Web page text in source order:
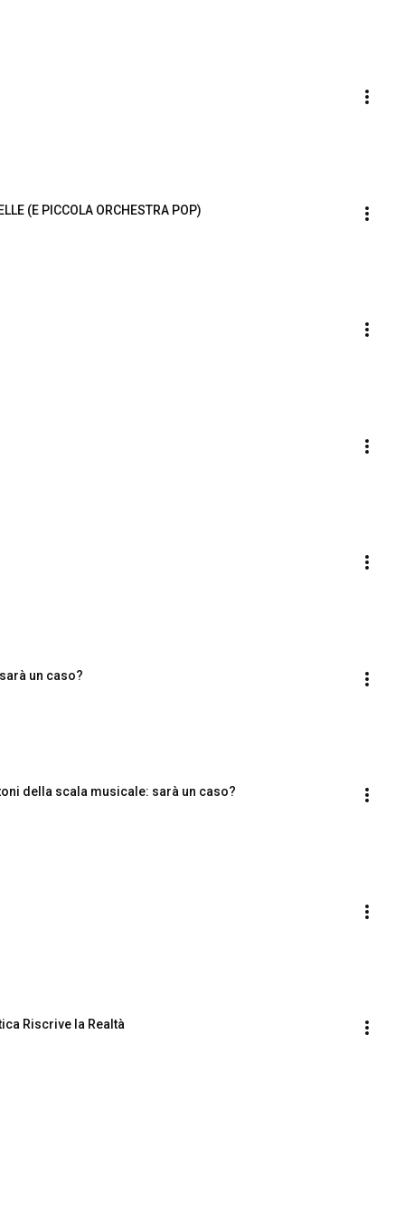
(E PICCOLA ORCHESTRA POP)
un caso?
della scala musicale: sarà un caso?
Riscrive la Realtà